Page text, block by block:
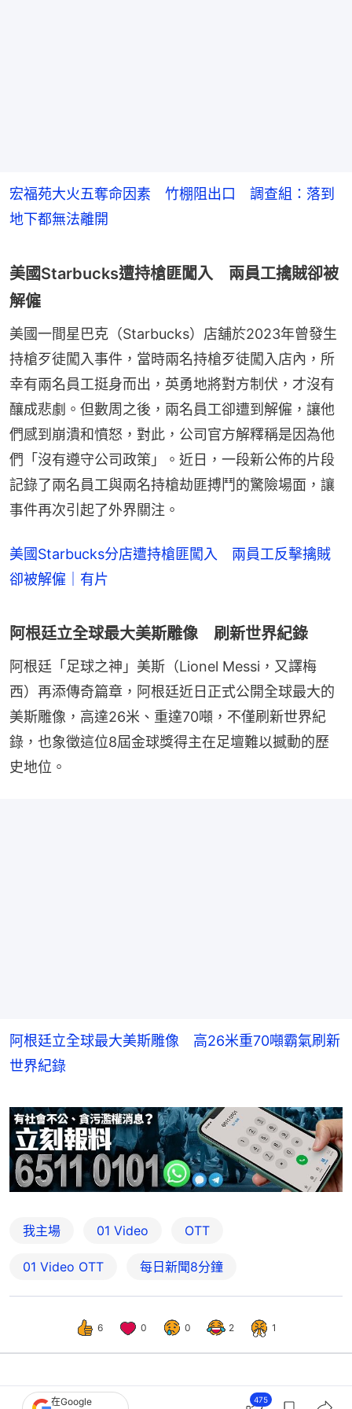
宏福苑大火五奪命因素 竹棚阻出口 調查組：落到
地下都無法離開
美國Starbucks遭持槍匪闖入 兩員工擒賊卻被
解僱
美國一間星巴克（Starbucks）店舖於2023年曾發生
持槍歹徒闖入事件，當時兩名持槍歹徒闖入店內，所
幸有兩名員工挺身而出，英勇地將對方制伏，才沒有
釀成悲劇。但數周之後，兩名員工卻遭到解僱，讓他
們感到崩潰和憤怒，對此，公司官方解釋稱是因為他
們「沒有遵守公司政策」。近日，一段新公佈的片段
記錄了兩名員工與兩名持槍劫匪搏鬥的驚險場面，讓
事件再次引起了外界關注。
美國Starbucks分店遭持槍匪闖入 兩員工反擊擒賊
卻被解僱｜有片
阿根廷立全球最大美斯雕像 刷新世界紀錄
阿根廷「足球之神」美斯（Lionel Messi，又譯梅
西）再添傳奇篇章，阿根廷近日正式公開全球最大的
美斯雕像，高達26米、重達70噸，不僅刷新世界紀
錄，也象徵這位8屆金球獎得主在足壇難以撼動的歷
史地位。
阿根廷立全球最大美斯雕像 高26米重70噸霸氣刷新
世界紀錄
我主場 01 Video OTT
01‌ ‌Video‌ ‌OTT 每日新聞8分鐘
6 0 0 2 1
港聞 突發
在Google
475